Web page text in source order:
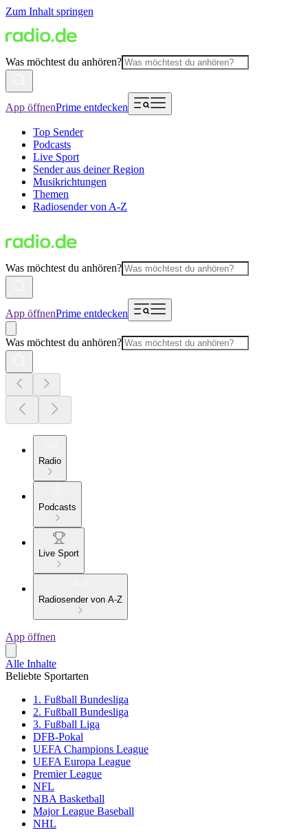
Zum Inhalt springen
Was möchtest du anhören?
App öffnenPrime entdecken
Top Sender
Podcasts
Live Sport
Sender aus deiner Region
Musikrichtungen
Themen
Radiosender von A-Z
Was möchtest du anhören?
App öffnenPrime entdecken
Was möchtest du anhören?
Radio
Podcasts
Live Sport
Radiosender von A-Z
App öffnen
Alle Inhalte
Beliebte Sportarten
1. Fußball Bundesliga
2. Fußball Bundesliga
3. Fußball Liga
DFB-Pokal
UEFA Champions League
UEFA Europa League
Premier League
NFL
NBA Basketball
Major League Baseball
NHL